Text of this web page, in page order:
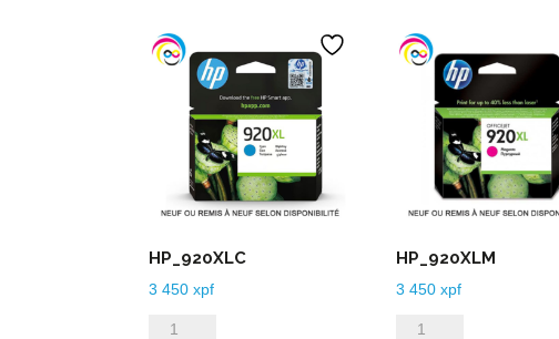
HP_920XLC
3 450xpf
quantité
HP_920XLM
3 450xpf
quantité